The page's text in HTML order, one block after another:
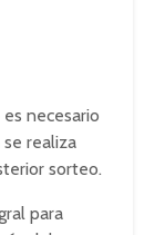
necesario
realiza
sorteo.
para